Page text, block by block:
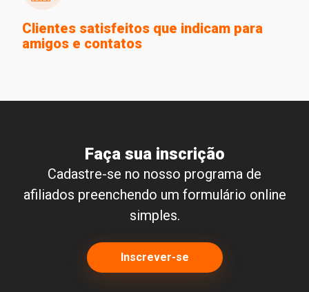
Clientes satisfeitos que indicam para
amigos e contatos
Faça sua inscrição
Cadastre-se no nosso programa de
afiliados preenchendo um formulário online
simples.
Inscrever-se